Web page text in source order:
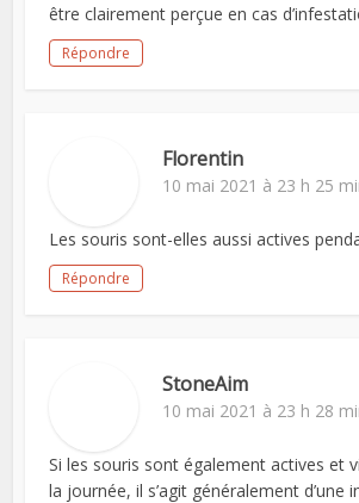
être clairement perçue en cas
Répondre
Florentin
10 mai 2021 à 23 h 25
Les souris sont-elles aussi actives
Répondre
StoneAim
10 mai 2021 à 23 h 28
Si les souris sont également actives et
la journée, il s’agit généralement d’une